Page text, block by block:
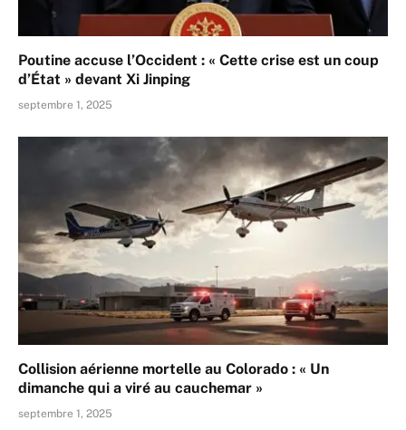
Poutine accuse l’Occident : « Cette crise est un coup
d’État » devant Xi Jinping
septembre 1, 2025
Collision aérienne mortelle au Colorado : « Un
dimanche qui a viré au cauchemar »
septembre 1, 2025